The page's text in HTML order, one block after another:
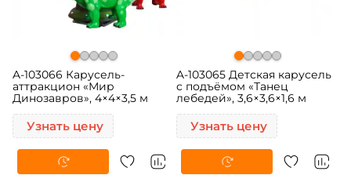
A-103066 Карусель-
аттракцион «Мир
Динозавров», 4×4×3,5 м
Узнать цену
A-103065 Детская карусель
с подъёмом «Танец
лебедей», 3,6×3,6×1,6 м
Узнать цену